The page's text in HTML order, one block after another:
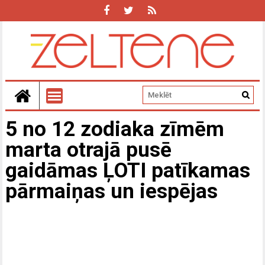
5 no 12 zodiaka zīmēm
marta otrajā pusē
gaidāmas ĻOTI patīkamas
pārmaiņas un iespējas